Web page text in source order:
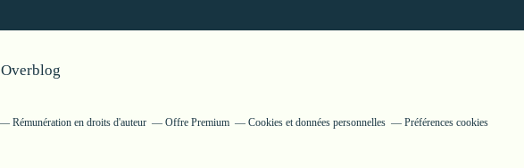
Overblog
Rémunération en droits d'auteur Offre Premium Cookies et données personnelles Préférences cookies